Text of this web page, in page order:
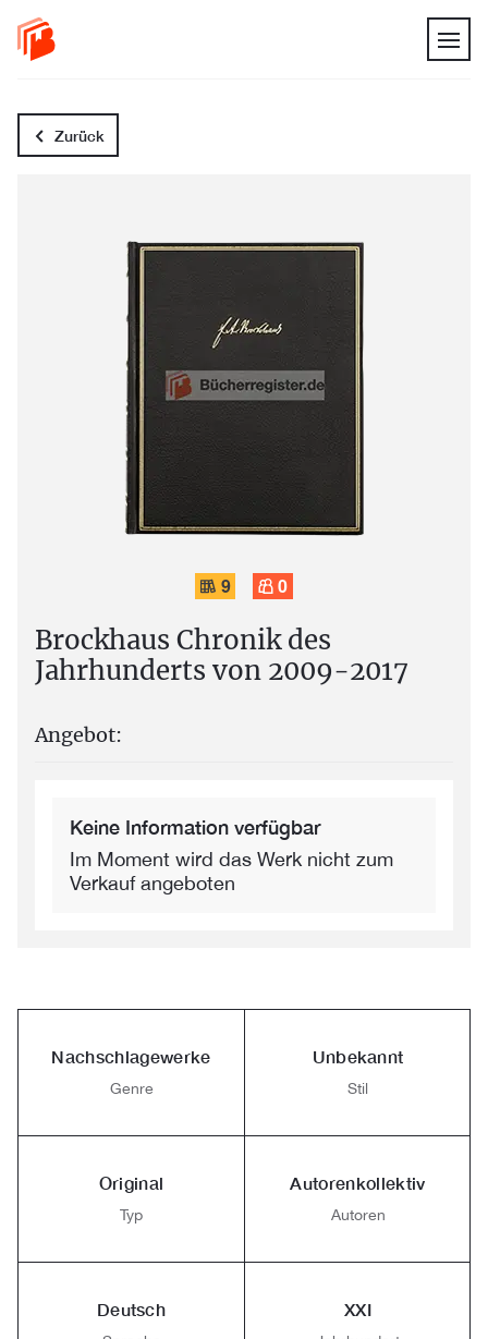
Zurück
9 0
Brockhaus Chronik des
Jahrhunderts von 2009-2017
Angebot:
Keine Information verfügbar
Im Moment wird das Werk nicht zum
Verkauf angeboten
Nachschlagewerke
Genre
Unbekannt
Stil
Original
Typ
Autorenkollektiv
Autoren
Deutsch XXI